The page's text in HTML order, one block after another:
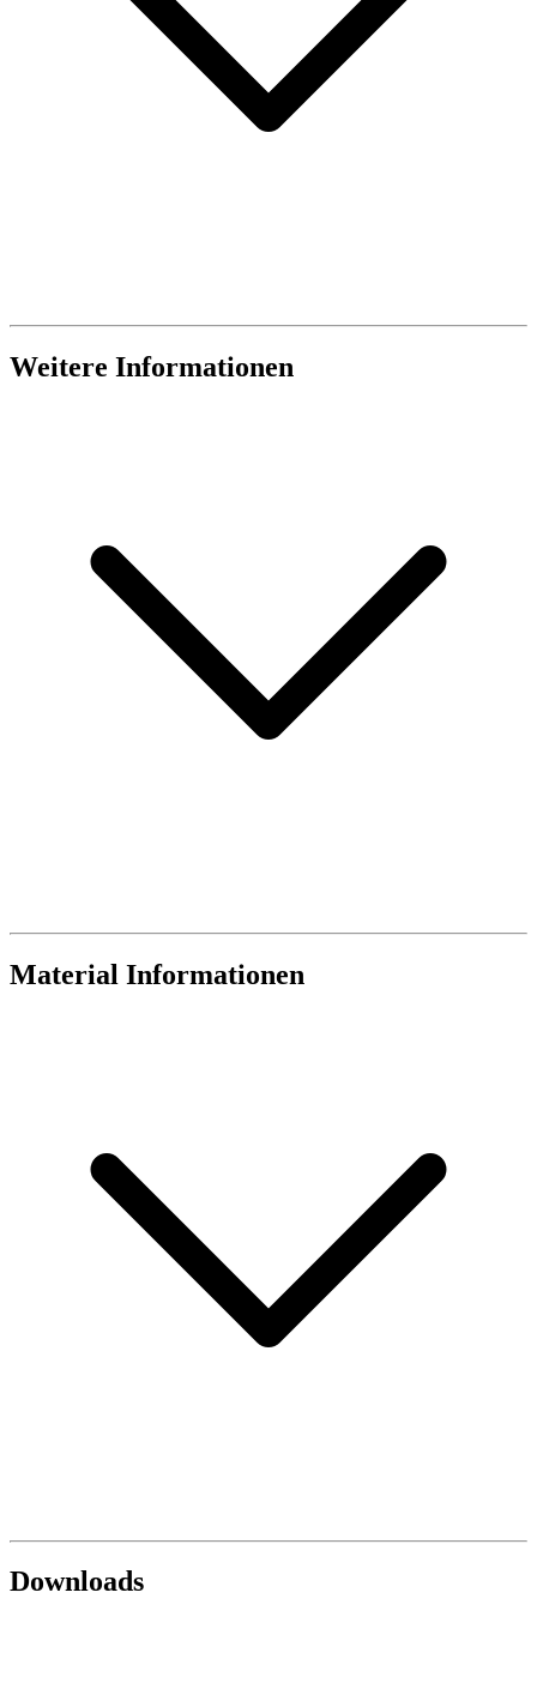
Weitere Informationen
Material Informationen
Downloads